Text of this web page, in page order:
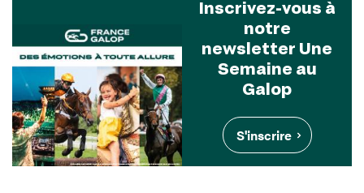
Inscrivez-vous à
notre
newsletter Une
Semaine au
Galop
S'inscrire